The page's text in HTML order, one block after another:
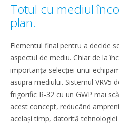
Totul cu mediul
plan.
Elementul final pentru a decide
aspectul de mediu. Chiar de la
importanța selecției unui
asupra mediului. Sistemul VRV5
frigorific R-32 cu un GWP mai
acest concept, reducând
același timp, datorită